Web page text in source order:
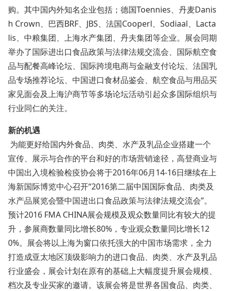
购。其中国内外知名企业包括；德国Toennies、丹麦Danis
h Crown、巴西BRF、JBS、法国Cooperl、Sodiaal、Lacta
lis、中粮集团、上海水产集团、丹夫集团等企业。展会同期
举办了国际进出口食品政策与法律法规交流会、国际航空食
品与配餐高峰论坛、国际跨境电商与金融支付论坛、法国乳
品专场推荐论坛、中国进口食材品鉴会、航空食品与用品买
家见面会及上海沪商节等多场论坛活动引起众多国际组织与
行业同仁的关注。
新的机遇
为能更好给国内外食品、肉类、水产及乳品企业搭建一个
宣传、展示与合作的平台和好的市场营销途径，高登商业与
中国出入境检验检疫协会将于2016年06月14-16日继续在上
海新国际博览中心召开“2016第二届中国国际食品、肉类及
水产品展览会暨中国进出口食品政策与法律法规交流会”。
预计2016 FMA CHINA展会规模及观众数量同比有较大的提
升，参展商数量同比增长80%，专业观众数量同比增长12
0%。展会将以上海为窗口依托强大的中国市场需求，全力
打造成亚太地区顶级影响力的进口食品、肉类、水产及乳品
行业盛会，展会计划在原有的基础上大幅度提升展会规模、
档次及专业买家的邀请。该展会将是世界各国食品、肉类、